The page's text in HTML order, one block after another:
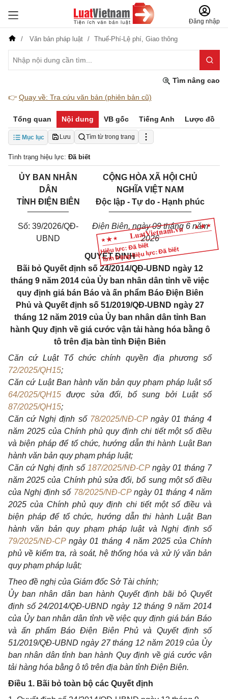
Đăng nhập
Văn bản pháp luật Thuế-Phí-Lệ phí, Giao thông
Tìm nâng cao
👉 Quay về: Tra cứu văn bản (phiên bản cũ)
Tổng quan Nội dung VB gốc Tiếng Anh Lược đồ
Mục lục Lưu Tìm từ trong trang
Tình trạng hiệu lực: Đã biết
Hiệu lực: Đã biết
Tình trạng hiệu lực: Đã biết
ỦY BAN NHÂN
DÂN
TỈNH ĐIỆN BIÊN
_________
Số: 39/2026/QĐ-
UBND
CỘNG HÒA XÃ HỘI CHỦ
NGHĨA VIỆT NAM
Độc lập - Tự do - Hạnh phúc
__________________
Điện Biên, ngày 09 tháng 6 năm
2026
QUYẾT ĐỊNH
Bãi bỏ Quyết định số 24/2014/QĐ-UBND ngày 12
tháng 9 năm 2014 của Ủy ban nhân dân tỉnh về việc
quy định giá bán Báo và ấn phẩm Báo Điện Biên
Phủ và Quyết định số 51/2019/QĐ-UBND ngày 27
tháng 12 năm 2019 của Ủy ban nhân dân tỉnh Ban
hành Quy định về giá cước vận tải hàng hóa bằng ô
tô trên địa bàn tỉnh Điện Biên
Căn cứ Luật Tổ chức chính quyền địa phương số
72/2025/QH15;
Căn cứ Luật Ban hành văn bản quy phạm pháp luật số
64/2025/QH15
được sửa đổi, bổ sung bởi Luật
số
87/2025/QH15;
Căn cứ Nghị định số 78/2025/NĐ-CP ngày 01 tháng 4
năm 2025 của Chính phủ quy định chi tiết một số điều
và biện pháp để tổ chức, hướng dẫn thi hành Luật Ban
hành văn bản quy phạm pháp luật;
Căn cứ Nghị định số 187/2025/NĐ-CP ngày 01 tháng 7
năm 2025 của Chính phủ sửa đổi, bổ sung một số điều
của Nghị định số 78/2025/NĐ-CP ngày 01 tháng 4 năm
2025 của Chính phủ quy định chi tiết một số điều và
biện pháp để tổ chức, hướng dẫn thi hành Luật Ban
hành văn bản quy phạm pháp luật và Nghị định số
79/2025/NĐ-CP ngày 01 tháng 4 năm 2025 của Chính
phủ về kiểm tra, rà soát, hệ thống hóa và xử lý văn bản
quy phạm pháp luật;
Theo đề nghị của Giám đốc Sở Tài chính;
Ủy ban nhân dân ban hành Quyết định bãi bỏ Quyết
định số 24/2014/QĐ-UBND ngày 12 tháng 9 năm 2014
của Ủy ban nhân dân tỉnh về việc quy định giá bán Báo
và
ấn phẩm Báo Điện Biên Phủ và Quyết định số
51/2019/QĐ-UBND ngày 27 tháng 12 năm 2019 của Ủy
ban nhân dân tỉnh ban hành Quy định về giá cước vận
tải hàng hóa bằng ô tô trên địa bàn tỉnh Điện Biên.
Điều 1. Bãi bỏ toàn bộ các Quyết định